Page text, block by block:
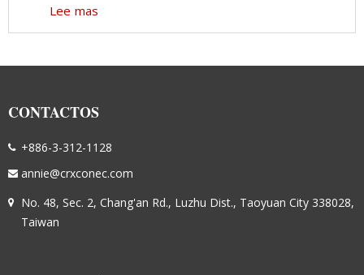
Lee mas
CONTACTOS
+886-3-312-1128
annie@crxconec.com
No. 48, Sec. 2, Chang'an Rd., Luzhu Dist., Taoyuan City 338028,
Taiwan